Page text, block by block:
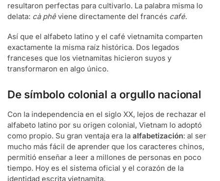
resultaron perfectas para cultivarlo. La palabra misma lo
delata: cà phêviene directamente del francés café.
Así que el alfabeto latino y el café vietnamita comparten
exactamente la misma raíz histórica. Dos legados
franceses que los vietnamitas hicieron suyos y
transformaron en algo único.
De símbolo colonial a orgullo nacional
Con la independencia en el siglo XX, lejos de rechazar el
alfabeto latino por su origen colonial, Vietnam lo adoptó
como propio. Su gran ventaja era la alfabetización: al ser
mucho más fácil de aprender que los caracteres chinos,
permitió enseñar a leer a millones de personas en poco
tiempo. Hoy es el sistema oficial y el corazón de la
identidad escrita vietnamita.